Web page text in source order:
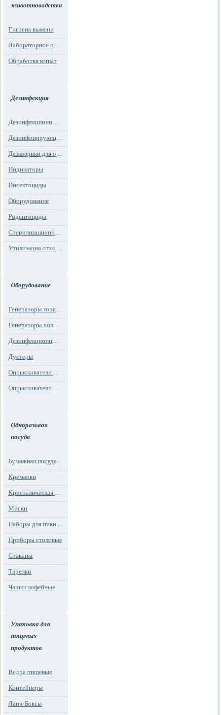
животноводства
Гигиена вымени
Лабораторное оборудование
Обработка копыт
Дезинфекция
Дезинфекционные маты
Дезинфицирующие средства
Дезковрики для обуви
Индикаторы
Инсектициды
Оборудование
Родентициды
Стерилизационная упаковка
Утилизация отходов
Оборудование
Генераторы горячего тумана
Генераторы холодного тумана
Дезинфекционные установки
Дустеры
Опрыскиватели моторные
Опрыскиватели ранцевые
Одноразовая
посуда
Бумажная посуда
Креманки
Кристалическая посуда
Миски
Наборы для пикника
Приборы столовые
Стаканы
Тарелки
Чашки кофейные
Упаковка для
пищевых
продуктов
Ведра пищевые
Контейнеры
Ланч-Боксы